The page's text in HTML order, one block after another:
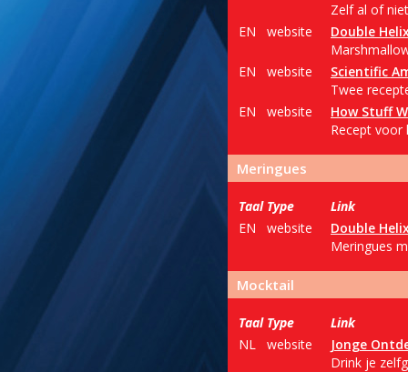
Zelf al of
EN
website
Double
EN
website
Scientific
Twee
EN
website
How Stuff
Recept voor
Meringues
Taal Type
Link
EN
website
Double
Meringues
Mocktail
Taal Type
Link
NL
website
Jonge
Drink je